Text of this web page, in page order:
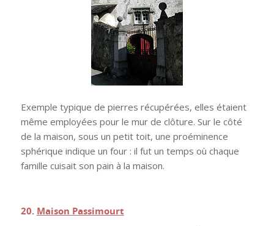
Exemple typique de pierres récupérées, elles étaient
même employées pour le mur de clôture. Sur le côté
de la maison, sous un petit toit, une proéminence
sphérique indique un four : il fut un temps où chaque
famille cuisait son pain à la maison.
20. Maison Passimourt